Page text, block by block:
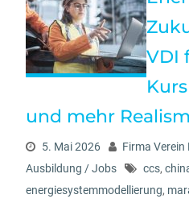
VDI
und mehr
5. Mai 2026
Firma Verein
Ausbildung / Jobs
ccs,
energiesystemmodellierung,